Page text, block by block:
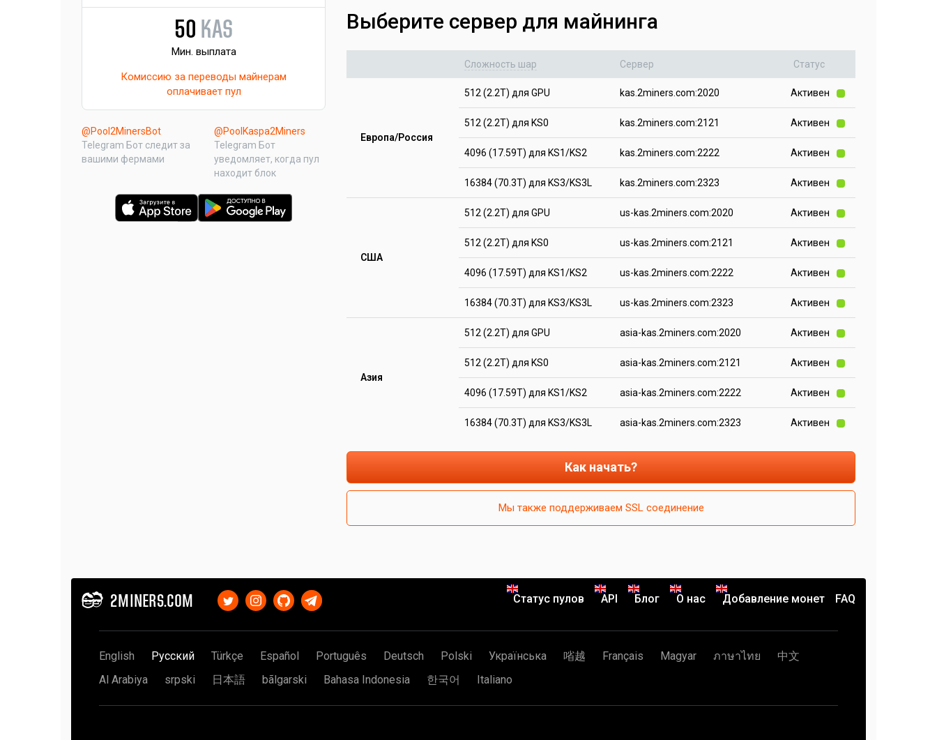
50 KAS
Мин. выплата
Комиссию за переводы майнерам
оплачивает пул
@Pool2MinersBot
Telegram Бот следит за
вашими фермами
@PoolKaspa2Miners
Telegram Бот
уведомляет, когда пул
находит блок
Выберите сервер для майнинга
Сложность шар Сервер Статус
Европа/Россия
512 (2.2T) для GPU kas.2miners.com:2020 Активен
512 (2.2T) для KS0 kas.2miners.com:2121 Активен
4096 (17.59T) для KS1/KS2 kas.2miners.com:2222 Активен
16384 (70.3T) для KS3/KS3L kas.2miners.com:2323 Активен
США
512 (2.2T) для GPU us-kas.2miners.com:2020 Активен
512 (2.2T) для KS0 us-kas.2miners.com:2121 Активен
4096 (17.59T) для KS1/KS2 us-kas.2miners.com:2222 Активен
16384 (70.3T) для KS3/KS3L us-kas.2miners.com:2323 Активен
Азия
512 (2.2T) для GPU asia-kas.2miners.com:2020 Активен
512 (2.2T) для KS0 asia-kas.2miners.com:2121 Активен
4096 (17.59T) для KS1/KS2 asia-kas.2miners.com:2222 Активен
16384 (70.3T) для KS3/KS3L asia-kas.2miners.com:2323 Активен
Как начать?
Мы также поддерживаем SSL соединение
2MINERS.COM Статус пулов API Блог О нас Добавление монет FAQ
English Русский Türkçe Español Português Deutsch Polski Українська 㗂越 Français Magyar ภาษาไทย
中文
Al Arabiya
srpski 日本語 bãlgarski Bahasa Indonesia 한국어 Italiano